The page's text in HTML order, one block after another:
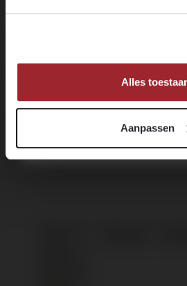
Alles
Aanpassen
NEE, IK BEN NOG
OVER DE BRUIJN
NIEUWSBRIEF
MELD JE NU